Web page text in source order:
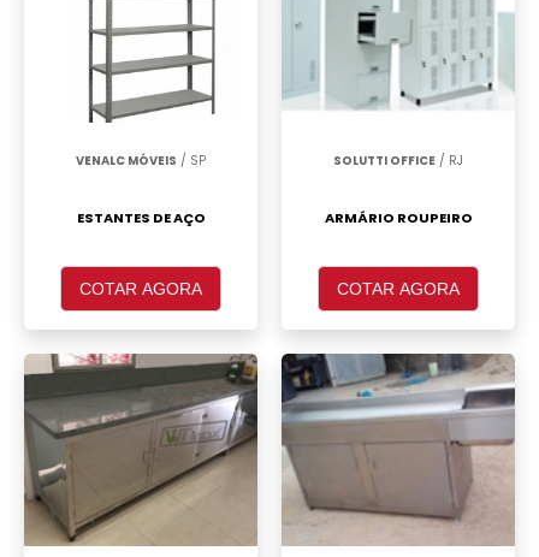
VENALC MÓVEIS / SP
ESTANTES DE AÇO
COTAR AGORA
SOLUTTI OFFICE / RJ
ARMÁRIO ROUPEIRO
COTAR AGORA